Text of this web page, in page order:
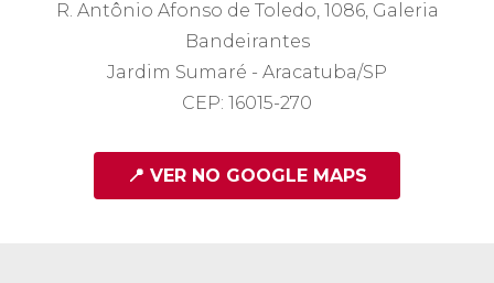
R. Antônio Afonso de Toledo, 1086, Galeria
Bandeirantes
Jardim Sumaré - Aracatuba/SP
CEP: 16015-270
📍 VER NO GOOGLE MAPS